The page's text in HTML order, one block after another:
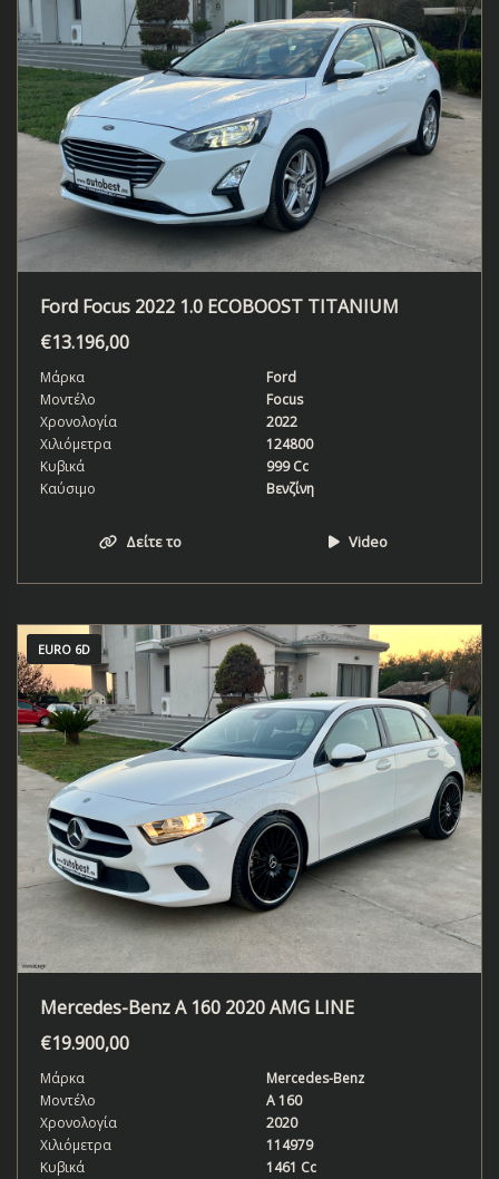
Ford Focus 2022 1.0 ECOBOOST TITANIUM
€13.196,00
Μάρκα
Ford
Μοντέλο
Focus
Χρονολογία
2022
Χιλιόμετρα
124800
Κυβικά
999 Cc
Καύσιμο
Βενζίνη
Δείτε το Video
EURO 6D
Mercedes-Benz A 160 2020 AMG LINE
€19.900,00
Μάρκα
Mercedes-Benz
Μοντέλο
Α 160
Χρονολογία
2020
Χιλιόμετρα
114979
Κυβικά
1461 Cc